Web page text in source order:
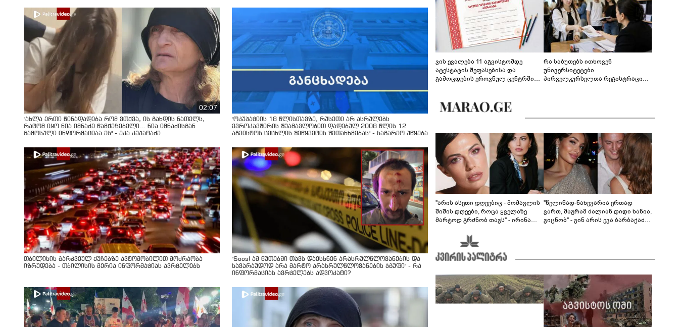
02:07
"ახლა ერთი წინადადება რომ ვთქვა, ის გახდის ნათელს,
რატომ იყო ნია იმნაძე წამქეზებელი... ნია იმნაძისგან
გამოსული ინფორმაციაა ეს" - ეკა კუპატაძე
"ოკუპაციის 18 წლისთავზე, რუსეთი არ ასრულებს
ევროკავშირის შუამავლობით დადებულ 2008 წლის 12
აგვისტოს ცეცხლის შეწყვეტის შეთანხმებას" - საგარეო უწყება
თბილისის გარკვეულ ქუჩებზე ავტომობილით მოძრაობა
იზრუდება - თბილისის მერია ინფორმაციას ავრცელებს
"Soos! ამ წუთებში თავს დაესხნენ არასრულწლოვანების და
სავარაუდოდ არა მარტო არასრულწლოვანების ჯგუფი" - რა
ინფორმაციას ავრცელებს ადვოკატი?
ვის ევალება 11 აგვისტომდე
ატესტატის შეფასებისა და
გამოცდების ეროვნულ ცენტრში
რა საბუთებს ითხოვენ
უნივერსიტეტები
პირველკურსელთა რეგისტრაციის
"არის ასეთი დღეებიც - მომავლის
შიშის დღეები, როცა ყველაზე
მარტოდ გრძნობ თავს" - ირინა
"წელიწად-ნახევარია ერთად
ვართ, მაგრამ ძალიან დიდი ხანია,
ვიცნობ" - ვინ არის ევა ბარბაქაძის